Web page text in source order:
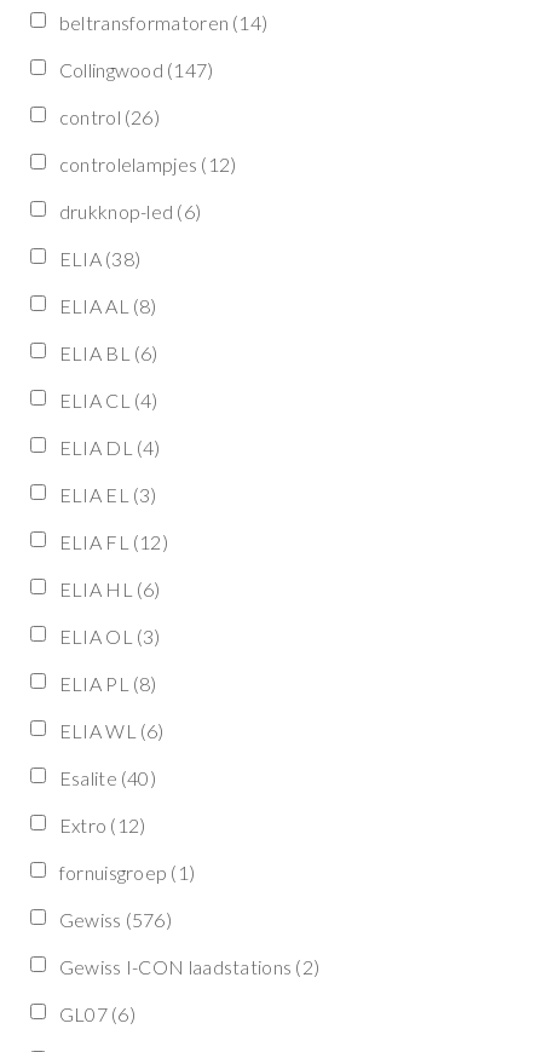
beltransformatoren (14)
Collingwood (147)
control (26)
controlelampjes (12)
drukknop-led (6)
ELIA (38)
ELIA AL (8)
ELIA BL (6)
ELIA CL (4)
ELIA DL (4)
ELIA EL (3)
ELIA FL (12)
ELIA HL (6)
ELIA OL (3)
ELIA PL (8)
ELIA WL (6)
Esalite (40)
Extro (12)
fornuisgroep (1)
Gewiss (576)
Gewiss I-CON laadstations (2)
GL07 (6)